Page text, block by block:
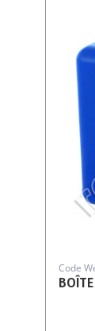
Code